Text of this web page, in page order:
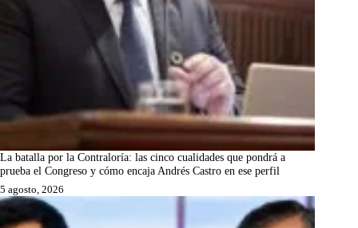
La batalla por la Contraloría: las cinco cualidades que pondrá a
prueba el Congreso y cómo encaja Andrés Castro en ese perfil
5 agosto, 2026